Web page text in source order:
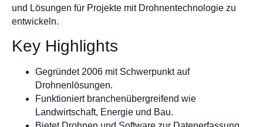
und Lösungen für Projekte mit Drohnentechnologie zu
entwickeln.
Key Highlights
Gegründet 2006 mit Schwerpunkt auf
Drohnenlösungen.
Funktioniert branchenübergreifend wie
Landwirtschaft, Energie und Bau.